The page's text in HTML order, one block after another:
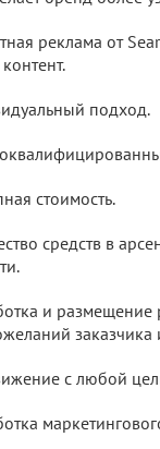
реклама от
подход.
стоимость.
средств в
и размещение
с любой